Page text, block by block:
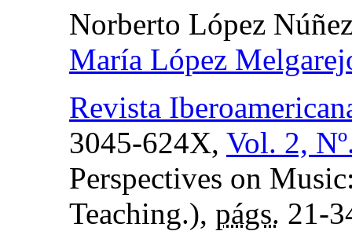
Norberto López
María López
Revista
3045-624X, Vol. 2,
Perspectives on
Teaching.), págs. 21-